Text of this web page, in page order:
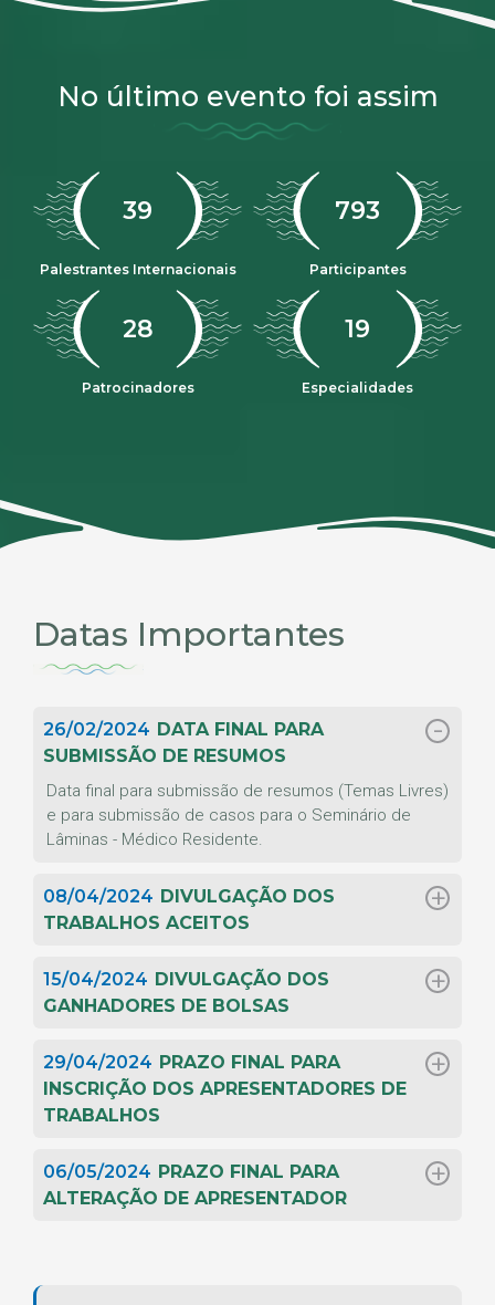
No último evento foi assim
47
Palestrantes Internacionais
968
Participantes
33
Patrocinadores
23
Especialidades
Datas Importantes
26/02/2024 DATA FINAL PARA
SUBMISSÃO DE RESUMOS
Data final para submissão de resumos (Temas Livres)
e para submissão de casos para o Seminário de
Lâminas - Médico Residente.
08/04/2024 DIVULGAÇÃO DOS
TRABALHOS ACEITOS
15/04/2024 DIVULGAÇÃO DOS
GANHADORES DE BOLSAS
29/04/2024 PRAZO FINAL PARA
INSCRIÇÃO DOS APRESENTADORES DE
TRABALHOS
06/05/2024 PRAZO FINAL PARA
ALTERAÇÃO DE APRESENTADOR